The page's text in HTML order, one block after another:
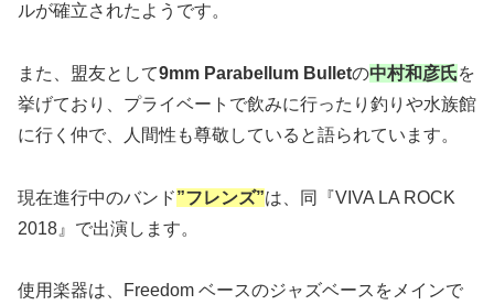
ルが確立されたようです。
また、盟友として9mm Parabellum Bulletの中村和彦氏を
挙げており、プライベートで飲みに行ったり釣りや水族館
に行く仲で、人間性も尊敬していると語られています。
現在進行中のバンド”フレンズ”は、同『VIVA LA ROCK
2018』で出演します。
使用楽器は、Freedom ベースのジャズベースをメインで